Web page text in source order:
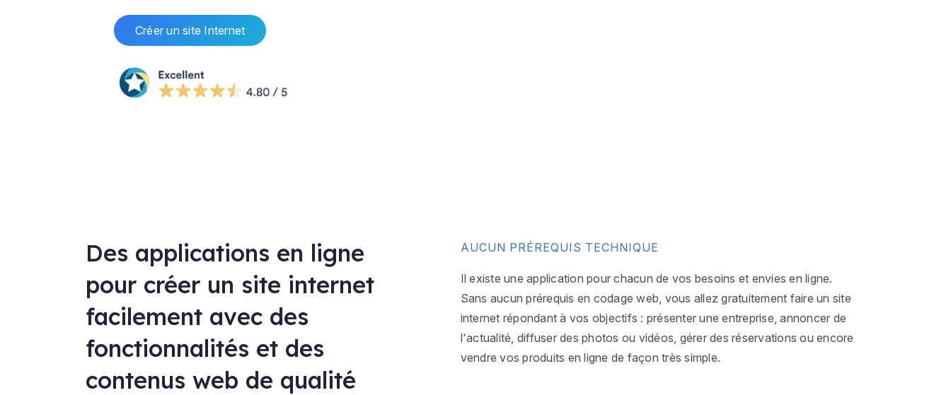
Créer un site Internet
Des applications en ligne
pour créer un site internet
facilement avec des
fonctionnalités et des
contenus web de qualité
AUCUN PRÉREQUIS TECHNIQUE
Il existe une application pour chacun de vos besoins et envies en ligne.
Sans aucun prérequis en codage web, vous allez gratuitement faire un site
internet répondant à vos objectifs : présenter une entreprise, annoncer de
l'actualité, diffuser des photos ou vidéos, gérer des réservations ou encore
vendre vos produits en ligne de façon très simple.